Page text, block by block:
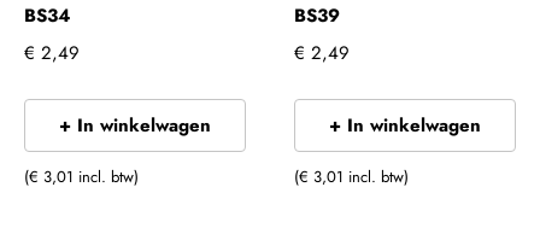
BS34
€ 2,49
+ In winkelwagen
(€ 3,01 incl. btw)
BS39
€ 2,49
+ In winkelwagen
(€ 3,01 incl. btw)